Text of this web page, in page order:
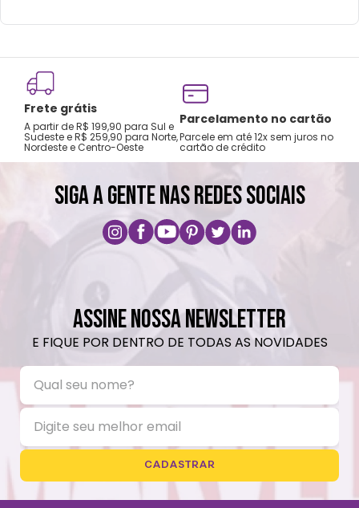
ondas.
abrasivos.
Frete grátis
A partir de R$ 199,90 para Sul e
Sudeste e R$ 259,90 para Norte,
Nordeste e Centro-Oeste
Parcelamento no cartão
Parcele em até 12x sem juros no
cartão de crédito
SIGA A GENTE NAS REDES SOCIAIS
ASSINE NOSSA NEWSLETTER
E FIQUE POR DENTRO DE TODAS AS NOVIDADES
CADASTRAR